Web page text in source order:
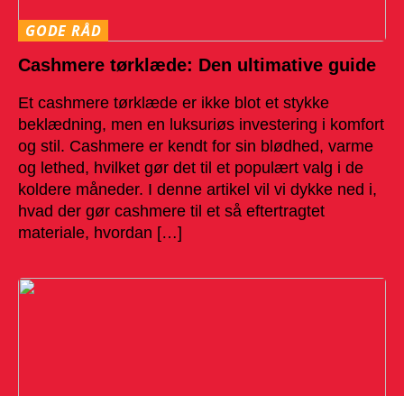
GODE RÅD
Cashmere tørklæde: Den ultimative guide
Et cashmere tørklæde er ikke blot et stykke
beklædning, men en luksuriøs investering i komfort
og stil. Cashmere er kendt for sin blødhed, varme
og lethed, hvilket gør det til et populært valg i de
koldere måneder. I denne artikel vil vi dykke ned i,
hvad der gør cashmere til et så eftertragtet
materiale, hvordan […]